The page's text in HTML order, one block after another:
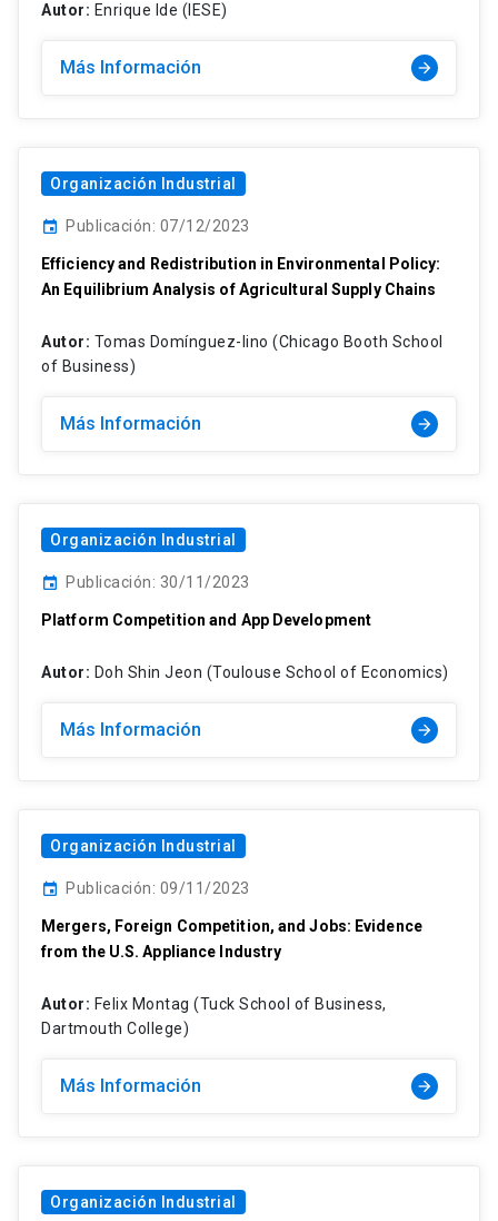
Autor: Enrique Ide (IESE)
Más Información arrow_forward
Organización Industrial
event Publicación: 07/12/2023
Efficiency and Redistribution in Environmental Policy:
An Equilibrium Analysis of Agricultural Supply Chains
Autor: Tomas Domínguez-Iino (Chicago Booth School
of Business)
Más Información arrow_forward
Organización Industrial
event Publicación: 30/11/2023
Platform Competition and App Development
Autor: Doh Shin Jeon (Toulouse School of Economics)
Más Información arrow_forward
Organización Industrial
event Publicación: 09/11/2023
Mergers, Foreign Competition, and Jobs: Evidence
from the U.S. Appliance Industry
Autor: Felix Montag (Tuck School of Business,
Dartmouth College)
Más Información arrow_forward
Organización Industrial